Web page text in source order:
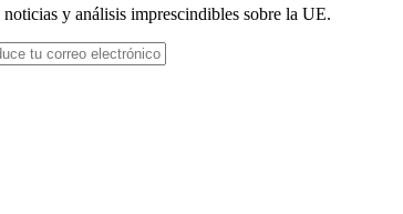
y análisis imprescindibles sobre la UE.